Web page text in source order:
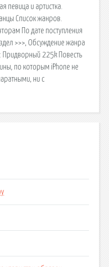
певица и артистка.
Список жанров.
По дате поступления
>>>, Обсуждение жанра
Придворный 225k Повесть
по которым iPhone не
ни с